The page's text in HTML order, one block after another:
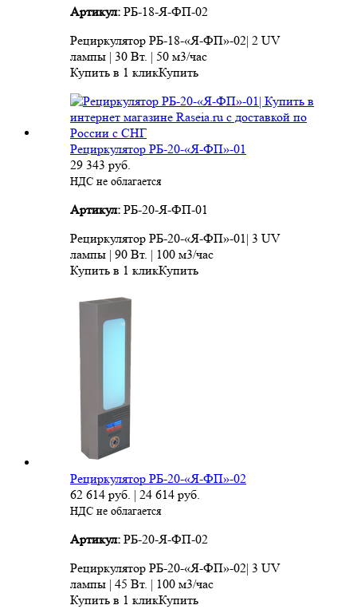
Артикул: РБ-18-Я-ФП-02
Рециркулятор РБ-18-«Я-ФП»-02| 2 UV
лампы | 30 Вт. | 50 м3/час
Купить в 1 кликКупить
Рециркулятор РБ-20-«Я-ФП»-01
29 343 руб.
НДС не облагается
Артикул: РБ-20-Я-ФП-01
Рециркулятор РБ-20-«Я-ФП»-01| 3 UV
лампы | 90 Вт. | 100 м3/час
Купить в 1 кликКупить
Рециркулятор РБ-20-«Я-ФП»-02
62 614 руб. | 24 614 руб.
НДС не облагается
Артикул: РБ-20-Я-ФП-02
Рециркулятор РБ-20-«Я-ФП»-02| 3 UV
лампы | 45 Вт. | 100 м3/час
Купить в 1 кликКупить